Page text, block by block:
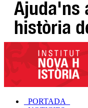
_PORTADA_